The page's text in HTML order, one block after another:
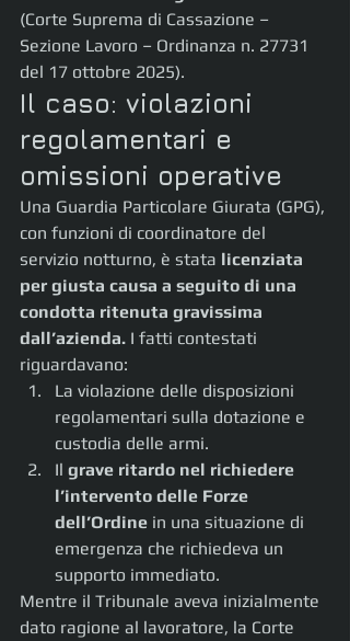
(Corte Suprema di Cassazione –
Sezione Lavoro – Ordinanza n. 27731
del 17 ottobre 2025).
Il caso: violazioni
regolamentari e
omissioni operative
Una Guardia Particolare Giurata (GPG),
con funzioni di coordinatore del
servizio notturno, è stata licenziata
per giusta causa a seguito di una
condotta ritenuta gravissima
dall’azienda. I fatti contestati
riguardavano:
La violazione delle disposizioni
regolamentari sulla dotazione e
custodia delle armi.
Il grave ritardo nel richiedere
l’intervento delle Forze
dell’Ordine in una situazione di
emergenza che richiedeva un
supporto immediato.
Mentre il Tribunale aveva inizialmente
dato ragione al lavoratore, la Corte